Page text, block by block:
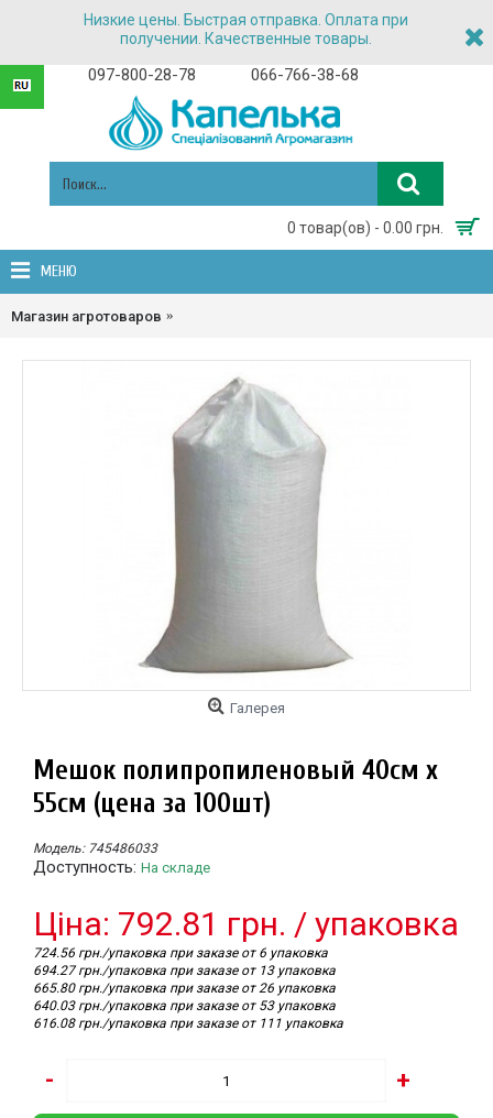
Низкие цены. Быстрая отправка. Оплата при
получении. Качественные товары.
097-800-28-78 066-766-38-68
0 товар(ов) - 0.00 грн.
МЕНЮ
Магазин агротоваров
Галерея
Мешок полипропиленовый 40см х
55см (цена за 100шт)
Модель: 745486033
Доступность: На складе
Цiна: 792.81 грн. / упаковка
724.56 грн./упаковка при заказе от 6 упаковка
694.27 грн./упаковка при заказе от 13 упаковка
665.80 грн./упаковка при заказе от 26 упаковка
640.03 грн./упаковка при заказе от 53 упаковка
616.08 грн./упаковка при заказе от 111 упаковка
- +